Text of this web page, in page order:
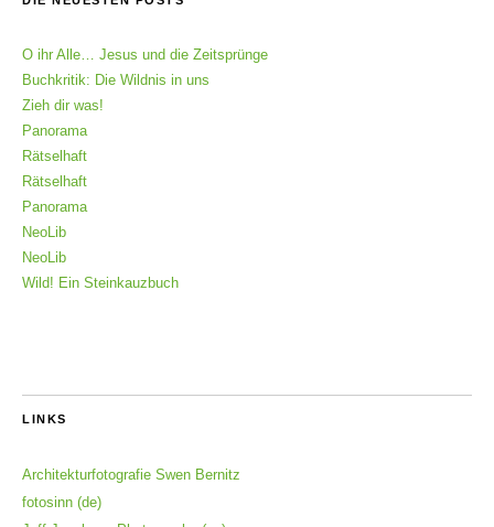
O ihr Alle… Jesus und die Zeitsprünge
Buchkritik: Die Wildnis in uns
Zieh dir was!
Panorama
Rätselhaft
Rätselhaft
Panorama
NeoLib
NeoLib
Wild! Ein Steinkauzbuch
LINKS
Architekturfotografie Swen Bernitz
fotosinn (de)